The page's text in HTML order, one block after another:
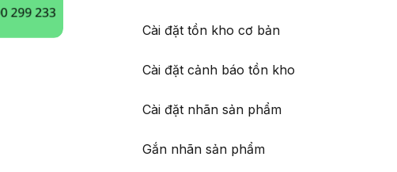
Cài đặt tồn kho cơ bản
Cài đặt cảnh báo tồn kho
Cài đặt nhãn sản phẩm
Gắn nhãn sản phẩm